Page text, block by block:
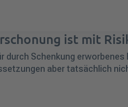
ist mit
Schenkung
aber tatsächlich